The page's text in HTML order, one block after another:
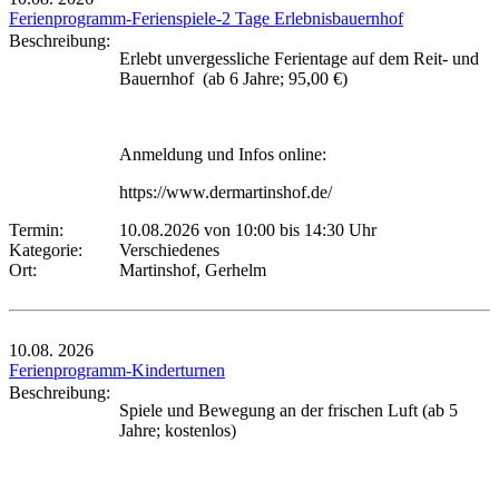
Ferienprogramm-Ferienspiele-2 Tage Erlebnisbauernhof
Beschreibung:
Erlebt unvergessliche Ferientage auf dem Reit- und
Bauernhof (ab 6 Jahre; 95,00 €)
Anmeldung und Infos online:
https://www.dermartinshof.de/
Termin:
10.08.2026 von 10:00 bis 14:30 Uhr
Kategorie:
Verschiedenes
Ort:
Martinshof, Gerhelm
10.08. 2026
Ferienprogramm-Kinderturnen
Beschreibung:
Spiele und Bewegung an der frischen Luft (ab 5
Jahre; kostenlos)